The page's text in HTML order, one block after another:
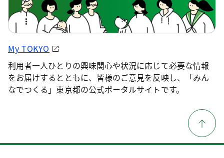
My TOKYO
利用者一人ひとりの興味関心や状況に応じて必要な情報
をお届けするとともに、皆様のご意見を反映し、「みん
なでつくる」東京都の公式ポータルサイトです。